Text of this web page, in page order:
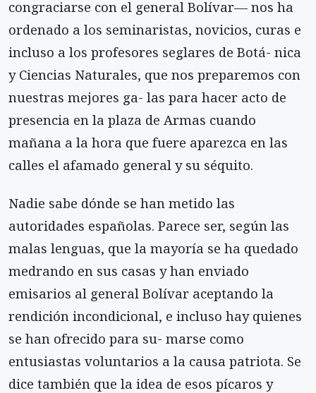
congraciarse con el general Bolívar— nos ha
ordenado a los seminaristas, novicios, curas e
incluso a los profesores seglares de Botá- nica
y Ciencias Naturales, que nos preparemos con
nuestras mejores ga- las para hacer acto de
presencia en la plaza de Armas cuando
mañana a la hora que fuere aparezca en las
calles el afamado general y su séquito.
Nadie sabe dónde se han metido las
autoridades españolas. Parece ser, según las
malas lenguas, que la mayoría se ha quedado
medrando en sus casas y han enviado
emisarios al general Bolívar aceptando la
rendición incondicional, e incluso hay quienes
se han ofrecido para su- marse como
entusiastas voluntarios a la causa patriota. Se
dice también que la idea de esos pícaros y